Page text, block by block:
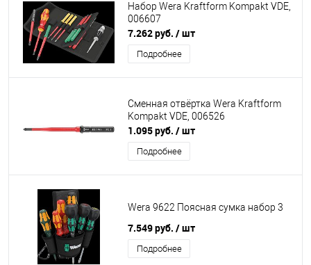
Набор Wera Kraftform Kompakt VDE,
006607
7.262 руб. / шт
Подробнее
Сменная отвёртка Wera Kraftform
Kompakt VDE, 006526
1.095 руб. / шт
Подробнее
Wera 9622 Поясная сумка набор 3
7.549 руб. / шт
Подробнее